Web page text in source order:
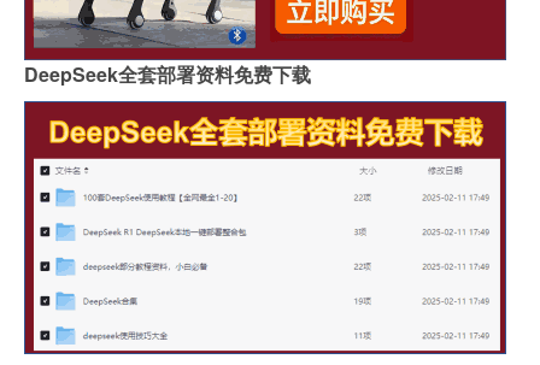
DeepSeek全套部署资料免费下载